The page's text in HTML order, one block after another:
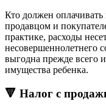
Кто должен
продавцом и
практике, расходы
несовершеннолетнего
выгодна прежде всего
имущества ребенка.
🔻 Налог с